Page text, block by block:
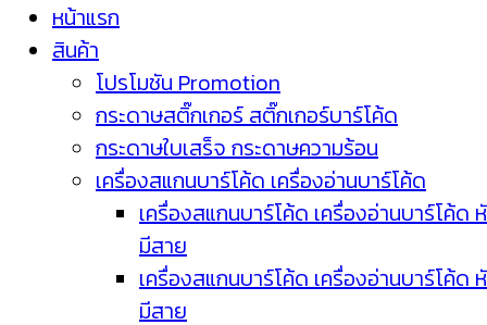
หน้าแรก
สินค้า
โปรโมชัน Promotion
กระดาษสติ๊กเกอร์ สติ๊กเกอร์บาร์โค้ด
กระดาษใบเสร็จ กระดาษความร้อน
เครื่องสแกนบาร์โค้ด เครื่องอ่านบาร์โค้ด
เครื่องสแกนบาร์โค้ด เครื่องอ่านบาร์โค้ด
มีสาย
เครื่องสแกนบาร์โค้ด เครื่องอ่านบาร์โค้ด
มีสาย